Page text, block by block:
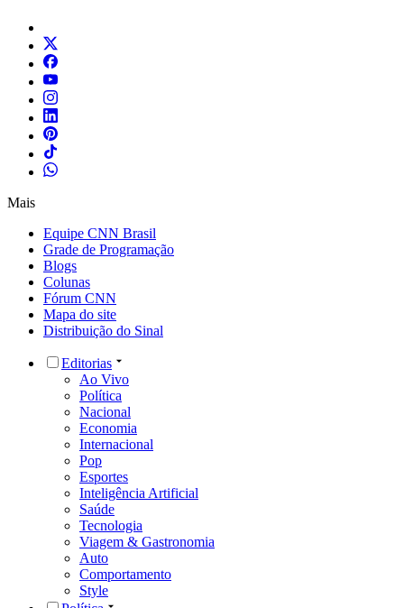
Mais
Equipe CNN Brasil
Grade de Programação
Blogs
Colunas
Fórum CNN
Mapa do site
Distribuição do Sinal
Editorias
Ao Vivo
Política
Nacional
Economia
Internacional
Pop
Esportes
Inteligência Artificial
Saúde
Tecnologia
Viagem & Gastronomia
Auto
Comportamento
Style